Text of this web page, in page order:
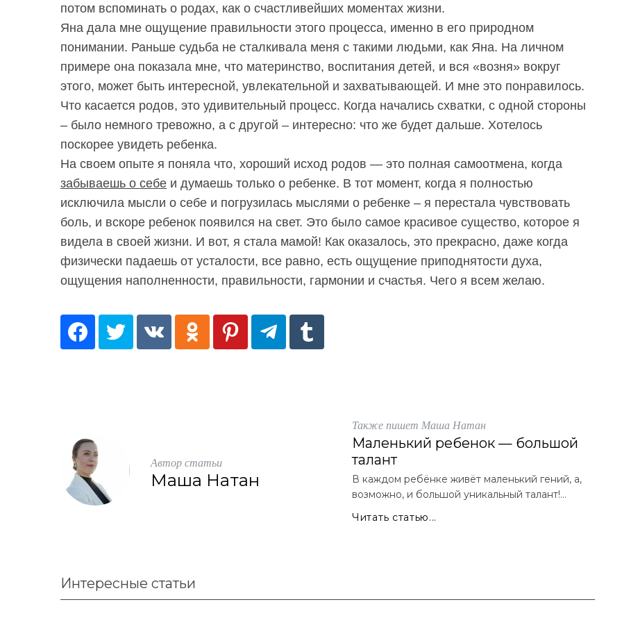
потом вспоминать о родах, как о счастливейших моментах жизни.
Яна дала мне ощущение правильности этого процесса, именно в его природном
понимании. Раньше судьба не сталкивала меня с такими людьми, как Яна. На личном
примере она показала мне, что материнство, воспитания детей, и вся «возня» вокруг
этого, может быть интересной, увлекательной и захватывающей. И мне это понравилось.
Что касается родов, это удивительный процесс. Когда начались схватки, с одной стороны
– было немного тревожно, а с другой – интересно: что же будет дальше. Хотелось
поскорее увидеть ребенка.
На своем опыте я поняла что, хороший исход родов — это полная самоотмена, когда
забываешь о себе и думаешь только о ребенке. В тот момент, когда я полностью
исключила мысли о себе и погрузилась мыслями о ребенке – я перестала чувствовать
боль, и вскоре ребенок появился на свет. Это было самое красивое существо, которое я
видела в своей жизни. И вот, я стала мамой! Как оказалось, это прекрасно, даже когда
физически падаешь от усталости, все равно, есть ощущение приподнятости духа,
ощущения наполненности, правильности, гармонии и счастья. Чего я всем желаю.
Автор статьи
Маша Натан
Также пишет Маша Натан
Маленький ребенок — большой
талант
В каждом ребёнке живёт маленький гений, а,
возможно, и большой уникальный талант!...
Читать статью...
Интересные статьи
e
a
r
c
o
:
По авторам